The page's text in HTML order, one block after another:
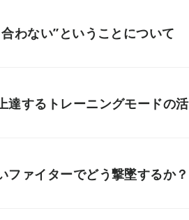
わない”ということについて
達するトレーニングモードの
ファイターでどう撃墜するか？